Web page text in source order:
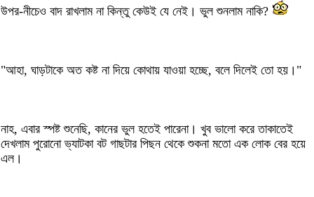
উপর-নীচেও বাদ রাখলাম না কিন্তু কেউই যে নেই। ভুল শুনলাম নাকি?
"আহা, ঘাড়টাকে অত কষ্ট না দিয়ে কোথায় যাওয়া হচ্ছে, বলে দিলেই তো হয়।"
নাহ, এবার স্পষ্ট শুনেছি, কানের ভুল হতেই পারেনা। খুব ভালো করে তাকাতেই
দেখলাম পুরোনো ভ্যাটকা বট গাছটার পিছন থেকে শুকনা মতো এক লোক বের হয়ে
এল।